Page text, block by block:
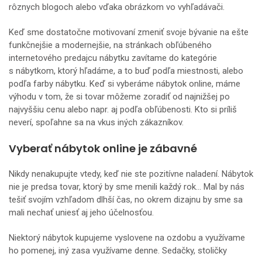
rôznych blogoch alebo vďaka obrázkom vo vyhľadávači.
Keď sme dostatočne motivovaní zmeniť svoje bývanie na ešte
funkčnejšie a modernejšie, na stránkach obľúbeného
internetového predajcu nábytku zavítame do kategórie
s nábytkom, ktorý hľadáme, a to buď podľa miestnosti, alebo
podľa farby nábytku. Keď si vyberáme nábytok online, máme
výhodu v tom, že si tovar môžeme zoradiť od najnižšej po
najvyššiu cenu alebo napr. aj podľa obľúbenosti. Kto si príliš
neverí, spoľahne sa na vkus iných zákazníkov.
Vyberať nábytok online je zábavné
Nikdy nenakupujte vtedy, keď nie ste pozitívne naladení. Nábytok
nie je predsa tovar, ktorý by sme menili každý rok… Mal by nás
tešiť svojím vzhľadom dlhší čas, no okrem dizajnu by sme sa
mali nechať uniesť aj jeho účelnosťou.
Niektorý nábytok kupujeme vyslovene na ozdobu a využívame
ho pomenej, iný zasa využívame denne. Sedačky, stoličky